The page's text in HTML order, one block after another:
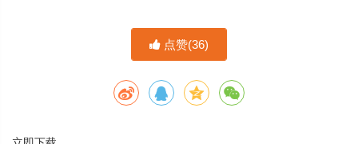
点赞(36)